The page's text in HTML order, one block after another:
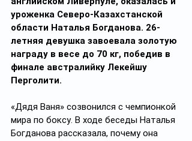
уроженка Северо-Казахстанской
области Наталья Богданова. 26-
летняя девушка завоевала золотую
награду в весе до 70 кг, победив в
финале австралийку Лекейшу
Перголити.
«Дядя Ваня» созвонился с чемпионкой
мира по боксу. В ходе беседы Наталья
Богданова рассказала, почему она